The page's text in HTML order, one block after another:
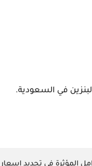
في السعودية.